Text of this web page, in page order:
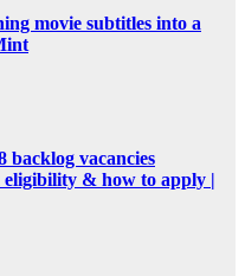
movie subtitles into a
backlog vacancies
eligibility & how to apply |